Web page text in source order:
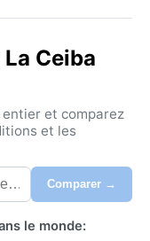
humide)
de véritable
entre 24 °C
abondantes,
où les
et l'humidité
mais plus
Ceiba
entier et comparez
et les
Comparer →
le monde: